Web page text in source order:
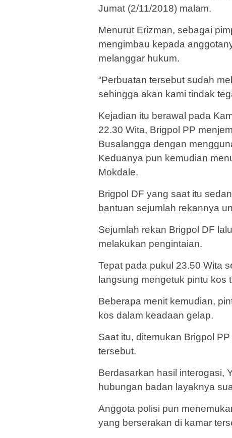
Jumat (2/11/2018) malam.
Menurut Erizman, sebagai
mengimbau kepada
melanggar hukum.
“Perbuatan tersebut sudah
sehingga akan kami tindak
Kejadian itu berawal pada
22.30 Wita, Brigpol PP
Busalangga dengan
Keduanya pun kemudian
Mokdale.
Brigpol DF yang saat itu
bantuan sejumlah rekannya
Sejumlah rekan Brigpol DF
melakukan pengintaian.
Tepat pada pukul 23.50 Wita
langsung mengetuk pintu kos
Beberapa menit kemudian,
kos dalam keadaan gelap.
Saat itu, ditemukan Brigpol
tersebut.
Berdasarkan hasil interogasi,
hubungan badan layaknya
Anggota polisi pun
yang berserakan di kamar